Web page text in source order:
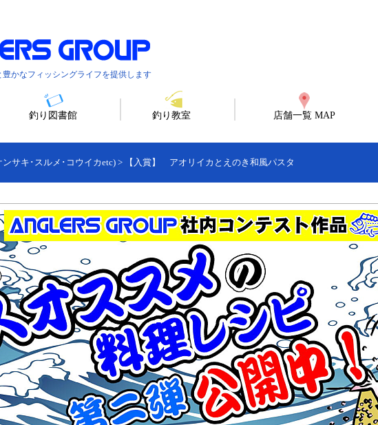
かなフィッシングライフを提供します
釣り図書館 釣り教室 店舗一覧 MAP
ンサキ･スルメ･コウイカetc) > 【入賞】 アオリイカとえのき和風パスタ